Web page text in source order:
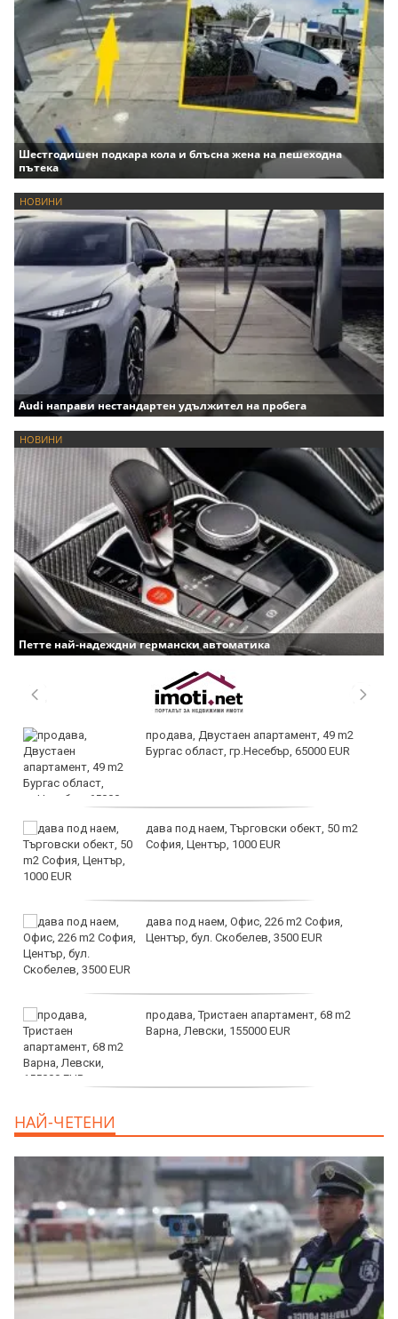
Шестгодишен подкара кола и блъсна жена на пешеходна
пътека
НОВИНИ
Audi направи нестандартен удължител на пробега
НОВИНИ
Петте най-надеждни германски автоматика
продава, Двустаен апартамент, 49 m2
Бургас област, гр.Несебър, 65000 EUR
дава под наем, Търговски обект, 50 m2
София, Център, 1000 EUR
дава под наем, Офис, 226 m2 София,
Център, бул. Скобелев, 3500 EUR
продава, Тристаен апартамент, 68 m2
Варна, Левски, 155000 EUR
НАЙ-ЧЕТЕНИ